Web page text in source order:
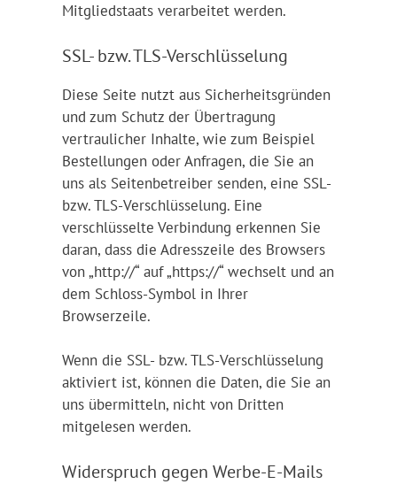
Mitgliedstaats verarbeitet werden.
SSL- bzw. TLS-Verschlüsselung
Diese Seite nutzt aus Sicherheitsgründen
und zum Schutz der Übertragung
vertraulicher Inhalte, wie zum Beispiel
Bestellungen oder Anfragen, die Sie an
uns als Seitenbetreiber senden, eine SSL-
bzw. TLS-Verschlüsselung. Eine
verschlüsselte Verbindung erkennen Sie
daran, dass die Adresszeile des Browsers
von „http://“ auf „https://“ wechselt und an
dem Schloss-Symbol in Ihrer
Browserzeile.
Wenn die SSL- bzw. TLS-Verschlüsselung
aktiviert ist, können die Daten, die Sie an
uns übermitteln, nicht von Dritten
mitgelesen werden.
Widerspruch gegen Werbe-E-Mails